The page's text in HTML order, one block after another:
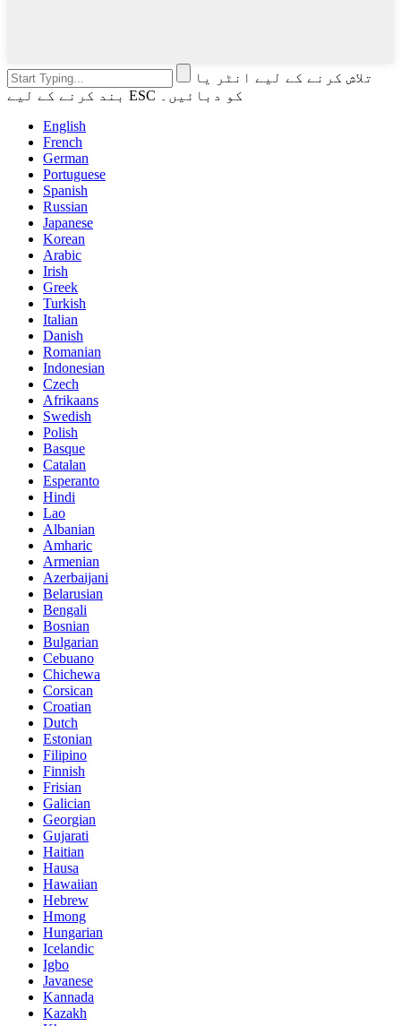
تلاش کرنے کے لیے انٹر یا
بند کرنے کے لیے ESC کو دبائیں۔
English
French
German
Portuguese
Spanish
Russian
Japanese
Korean
Arabic
Irish
Greek
Turkish
Italian
Danish
Romanian
Indonesian
Czech
Afrikaans
Swedish
Polish
Basque
Catalan
Esperanto
Hindi
Lao
Albanian
Amharic
Armenian
Azerbaijani
Belarusian
Bengali
Bosnian
Bulgarian
Cebuano
Chichewa
Corsican
Croatian
Dutch
Estonian
Filipino
Finnish
Frisian
Galician
Georgian
Gujarati
Haitian
Hausa
Hawaiian
Hebrew
Hmong
Hungarian
Icelandic
Igbo
Javanese
Kannada
Kazakh